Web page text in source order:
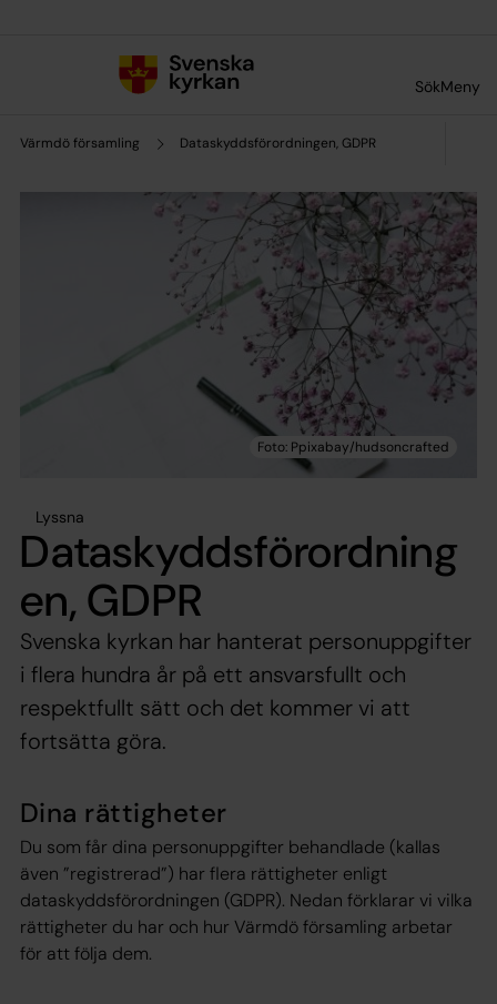
SökMeny
Värmdö församling Dataskyddsförordningen, GDPR
Lyssna
Dataskyddsförordning
en, GDPR
Svenska kyrkan har hanterat personuppgifter
i flera hundra år på ett ansvarsfullt och
respektfullt sätt och det kommer vi att
fortsätta göra.
Dina rättigheter
Du som får dina personuppgifter behandlade (kallas
även ”registrerad”) har flera rättigheter enligt
dataskyddsförordningen (GDPR). Nedan förklarar vi vilka
rättigheter du har och hur Värmdö församling arbetar
för att följa dem.